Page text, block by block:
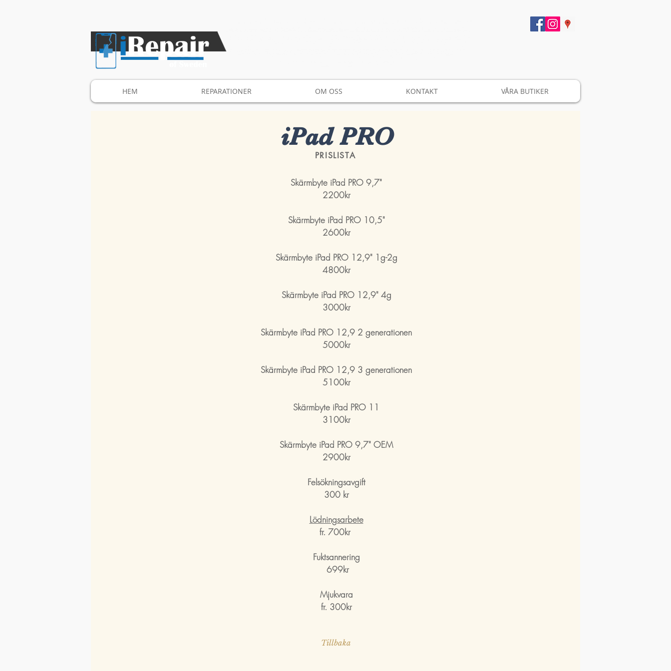
HEM REPARATIONER OM OSS KONTAKT VÅRA BUTIKER
iPad PRO
PRISLISTA
Skärmbyte iPad PRO 9,7"
2200kr
Skärmbyte iPad PRO 10,5"
2600kr
Skärmbyte iPad PRO 12,9" 1g-2g
4800kr
Skärmbyte iPad PRO 12,9" 4g
3000kr
Skärmbyte iPad PRO 12,9 2 generationen
5000kr
Skärmbyte iPad PRO 12,9 3 generationen
5100kr
Skärmbyte iPad PRO 11
3100kr
Skärmbyte iPad PRO 9,7" OEM
2900kr
Felsökningsavgift
300 kr
Lödningsarbete
fr. 700kr
Fuktsannering
699kr
Mjukvara
fr. 300kr
Tillbaka